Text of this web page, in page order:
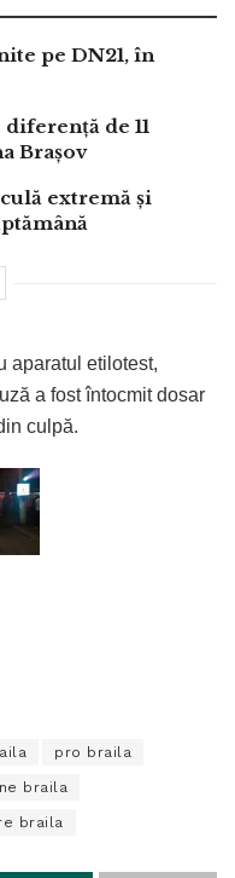
pe DN21, în
de 11
Brașov
extremă și
aparatul etilotest,
a fost întocmit dosar
culpă.
pro braila
braila
braila